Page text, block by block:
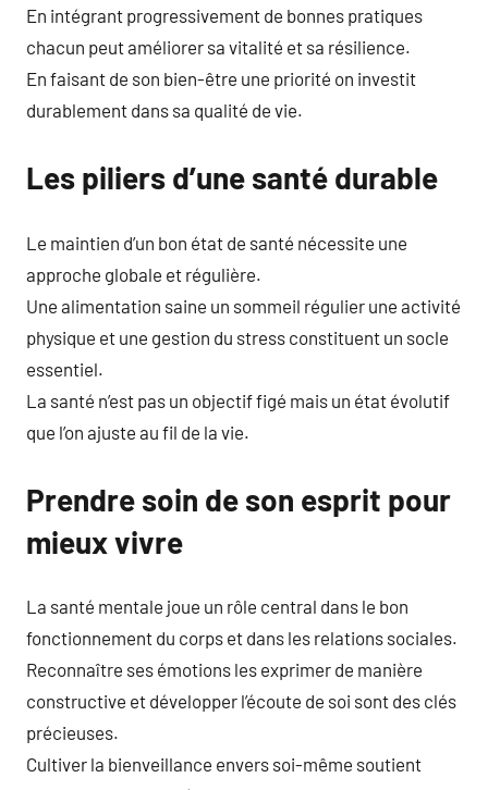
En intégrant progressivement de bonnes pratiques
chacun peut améliorer sa vitalité et sa résilience.
En faisant de son bien-être une priorité on investit
durablement dans sa qualité de vie.
Les piliers d’une santé durable
Le maintien d’un bon état de santé nécessite une
approche globale et régulière.
Une alimentation saine un sommeil régulier une activité
physique et une gestion du stress constituent un socle
essentiel.
La santé n’est pas un objectif figé mais un état évolutif
que l’on ajuste au fil de la vie.
Prendre soin de son esprit pour
mieux vivre
La santé mentale joue un rôle central dans le bon
fonctionnement du corps et dans les relations sociales.
Reconnaître ses émotions les exprimer de manière
constructive et développer l’écoute de soi sont des clés
précieuses.
Cultiver la bienveillance envers soi-même soutient